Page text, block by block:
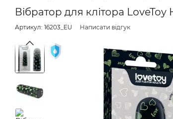
Вібратор для клітора
Артикул: 16203_EU Написати відгук